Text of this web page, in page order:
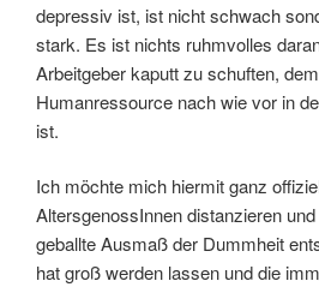
depressiv ist, ist nicht schwach
stark. Es ist nichts ruhmvolles
Arbeitgeber kaputt zu schuften,
Humanressource nach wie vor in
ist.
Ich möchte mich hiermit ganz
AltersgenossInnen distanzieren
geballte Ausmaß der Dummheit
hat groß werden lassen und die